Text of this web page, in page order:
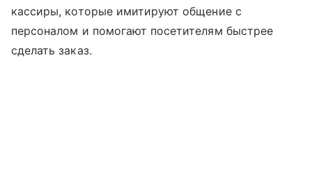
кассиры, которые имитируют общение с
персоналом и помогают посетителям быстрее
сделать заказ.